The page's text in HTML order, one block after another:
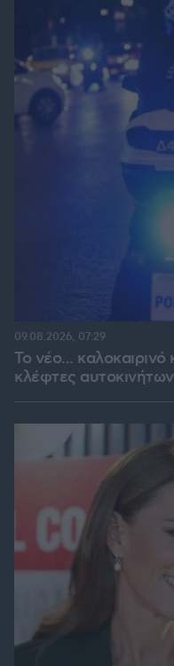
Το νέο...
κλέφτες
09.08.2026, 07:29